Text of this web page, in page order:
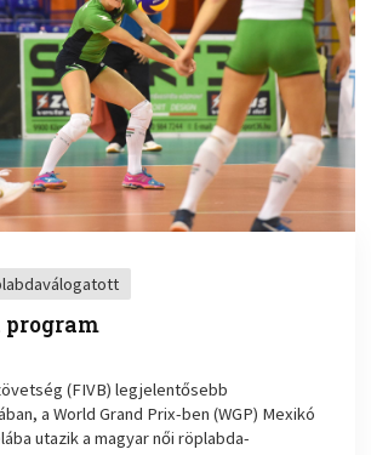
program
(FIVB) legjelentősebb
a World Grand Prix-ben (WGP) Mexikó
utazik a magyar női röplabda-